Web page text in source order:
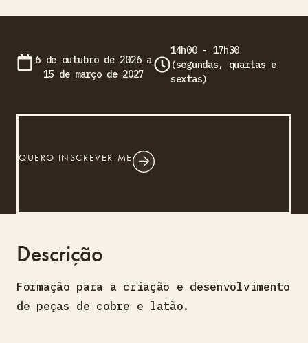
6 de outubro de 2026 a
15 de março de 2027
14h00 - 17h30
(segundas, quartas e
sextas)
QUERO INSCREVER-ME
Descrição
Formação para a criação e desenvolvimento
de peças de cobre e latão.